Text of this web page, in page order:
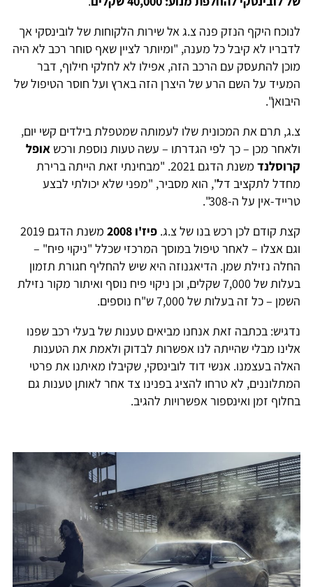
לנוכח היקף הנזק פנה צ.ג אל שירות הלקוחות של לובינסקי אך
לדבריו לא קיבל כל מענה, "ומיותר לציין שאף סוחר רכב לא היה
מוכן להתעסק עם הרכב הזה, אפילו לא לחלקי חילוף, דבר
המעיד על השם הרע של היצרן הזה בארץ ועל חוסר הטיפול של
היבואן".
צ.ג, תרם את המכונית שלו לעמותה שמטפלת בילדים קשי יום,
ולאחר מכן – כך לפי הגדרתו – עשה טעות נוספת ורכש אופל
קרוסלנד
משנת הדגם 2021. "מבחינתי זאת הייתה ברירת
מחדל לתקציב דל", הוא מסביר, "מפני שלא יכולתי לבצע
טרייד-אין על ה-308".
קצת קודם לכן רכש בנו של צ.ג. פיז'ו 2008
משנת הדגם 2019
וגם אצלו – לאחר טיפול במוסך המרכזי שכלל "ניקוי פיח" –
החלה נזילת שמן. הדיאגנוזה היא שיש להחליף חגורת תזמון
בעלות של 7,000 שקלים, וכן ניקוי פיח נוסף ואיתור מקור נזילת
השמן – כל זה בעלות של 7,000 ש"ח נוספים.
נדגיש: בכתבה זאת אנחנו מביאים טענות של בעלי רכב שפנו
אלינו מבלי שהייתה לנו אפשרות לבדוק ולאמת את הטענות
האלה בעצמנו. אנשי דוד לובינסקי, שקיבלו מאיתנו את פרטי
המתלוננים, לא טרחו להציג בפנינו צד אחר לאותן טענות גם
בחלוף זמן ואינספור אפשרויות להגיב.